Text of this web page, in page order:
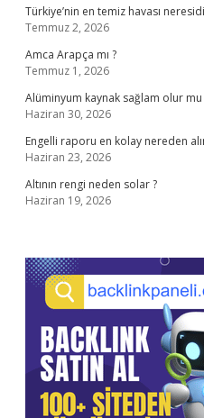
Türkiye’nin en temiz havası
Temmuz 2, 2026
Amca Arapça mı ?
Temmuz 1, 2026
Alüminyum kaynak sağlam olur mu
Haziran 30, 2026
Engelli raporu en kolay nereden
Haziran 23, 2026
Altının rengi neden solar ?
Haziran 19, 2026